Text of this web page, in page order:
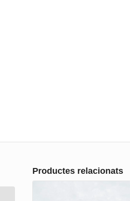
Productes relacionats